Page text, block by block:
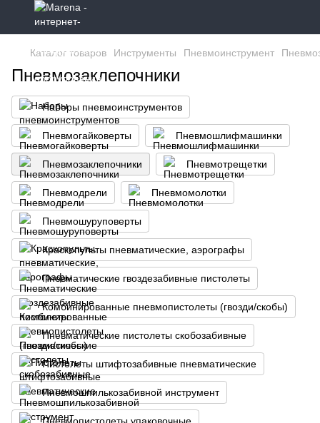
Каталог товаров Инструменты Пневмоинструмент
Пневмозаклепочники
Наборы пневмоинструментов
Пневмогайковерты Пневмошлифмашинки
Пневмозаклепочники Пневмотрещетки
Пневмодрели Пневмомолотки
Пневмошуруповерты
Краскопульты пневматические, аэрографы
Пневматические гвоздезабивные пистолеты
Комбинированные пневмопистолеты (гвозди/скобы)
Пневматические пистолеты скобозабивные
Пистолеты штифтозабивные пневматические
Пневмошпилькозабивной инструмент